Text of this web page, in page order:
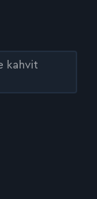
kahvit